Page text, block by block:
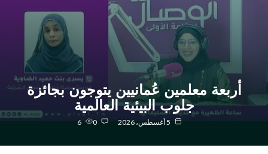
أربعة معلمين عُمانيين يتوجون بجائزة
جلوب البيئية العالمية
6